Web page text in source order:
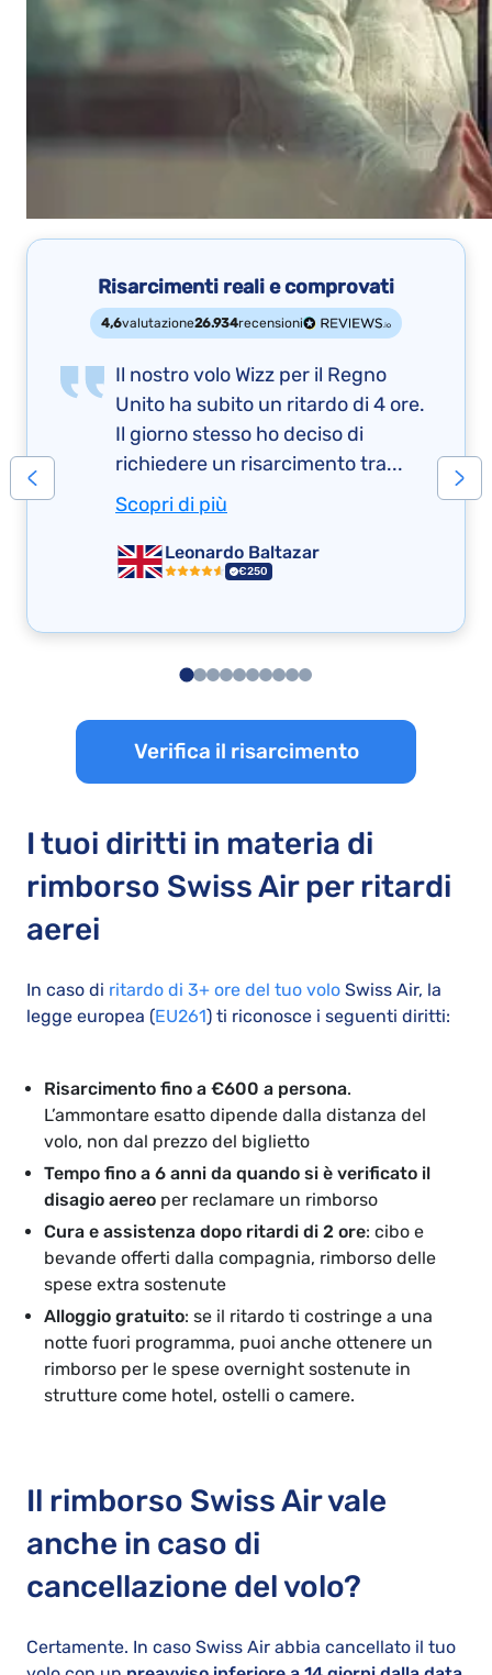
Risarcimenti reali e comprovati
4,6valutazione26.934recensioni
Il nostro volo Wizz per il Regno
Unito ha subito un ritardo di 4 ore.
Il giorno stesso ho deciso di
richiedere un risarcimento tra...
Scopri di più
Leonardo Baltazar
€250
Verifica il risarcimento
I tuoi diritti in materia di
rimborso Swiss Air per ritardi
aerei
In caso di ritardo di 3+ ore del tuo volo Swiss Air, la
legge europea (EU261) ti riconosce i seguenti diritti:
Risarcimento fino a €600 a persona.
L’ammontare esatto dipende dalla distanza del
volo, non dal prezzo del biglietto
Tempo fino a 6 anni da quando si è verificato il
disagio aereo per reclamare un rimborso
Cura e assistenza dopo ritardi di 2 ore: cibo e
bevande offerti dalla compagnia, rimborso delle
spese extra sostenute
Alloggio gratuito: se il ritardo ti costringe a una
notte fuori programma, puoi anche ottenere un
rimborso per le spese overnight sostenute in
strutture come hotel, ostelli o camere.
Il rimborso Swiss Air vale
anche in caso di
cancellazione del volo?
Certamente. In caso Swiss Air abbia cancellato il tuo